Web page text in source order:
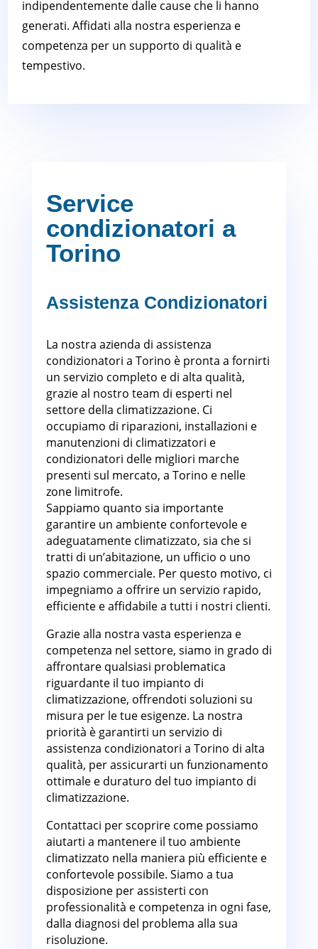
indipendentemente dalle cause che li hanno
generati. Affidati alla nostra esperienza e
competenza per un supporto di qualità e
tempestivo.
Service
condizionatori a
Torino
Assistenza Condizionatori
La nostra azienda di assistenza
condizionatori a Torino è pronta a fornirti
un servizio completo e di alta qualità,
grazie al nostro team di esperti nel
settore della climatizzazione. Ci
occupiamo di riparazioni, installazioni e
manutenzioni di climatizzatori e
condizionatori delle migliori marche
presenti sul mercato, a Torino e nelle
zone limitrofe.
Sappiamo quanto sia importante
garantire un ambiente confortevole e
adeguatamente climatizzato, sia che si
tratti di un’abitazione, un ufficio o uno
spazio commerciale. Per questo motivo, ci
impegniamo a offrire un servizio rapido,
efficiente e affidabile a tutti i nostri clienti.
Grazie alla nostra vasta esperienza e
competenza nel settore, siamo in grado di
affrontare qualsiasi problematica
riguardante il tuo impianto di
climatizzazione, offrendoti soluzioni su
misura per le tue esigenze. La nostra
priorità è garantirti un servizio di
assistenza condizionatori a Torino di alta
qualità, per assicurarti un funzionamento
ottimale e duraturo del tuo impianto di
climatizzazione.
Contattaci per scoprire come possiamo
aiutarti a mantenere il tuo ambiente
climatizzato nella maniera più efficiente e
confortevole possibile. Siamo a tua
disposizione per assisterti con
professionalità e competenza in ogni fase,
dalla diagnosi del problema alla sua
risoluzione.